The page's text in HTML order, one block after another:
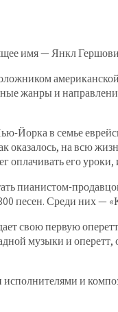
имя — Янкл
жанры и
Йорка в семье
оказалось, на всю
оплачивать его
пианистом-
песен. Среди них —
свою первую
музыки и
и